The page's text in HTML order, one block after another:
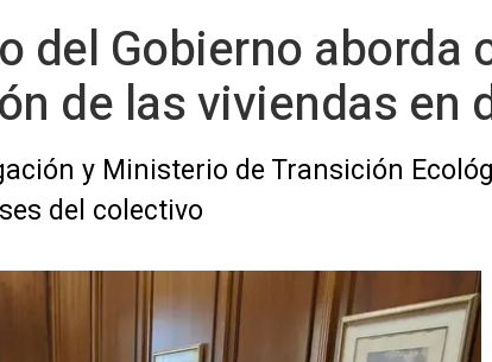
del Gobierno aborda
de las viviendas en
y Ministerio de Transición
del colectivo